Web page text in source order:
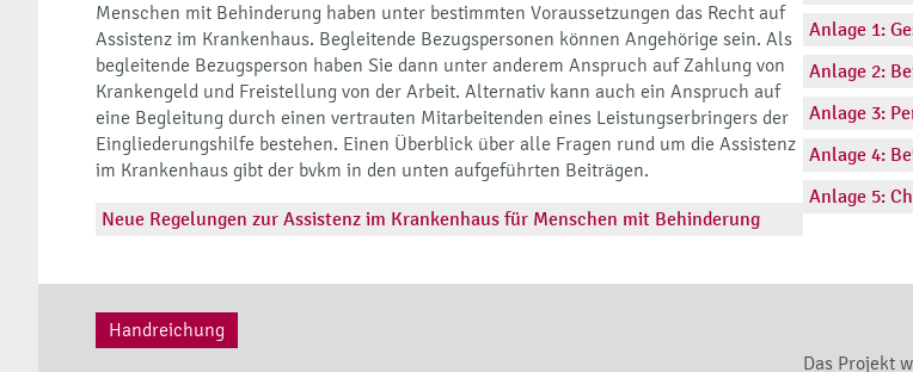
• Stellungnahme der Fachverbände zur AKI-RL // 15.07.2021
Menschen mit Behinderung haben unter bestimmten Voraussetzungen das Recht auf
Assistenz im Krankenhaus. Begleitende Bezugspersonen können Angehörige sein. Als
begleitende Bezugsperson haben Sie dann unter anderem Anspruch auf Zahlung von
Krankengeld und Freistellung von der Arbeit. Alternativ kann auch ein Anspruch auf
eine Begleitung durch einen vertrauten Mitarbeitenden eines Leistungserbringers der
Eingliederungshilfe bestehen. Einen Überblick über alle Fragen rund um die Assistenz
im Krankenhaus gibt der bvkm in den unten aufgeführten Beiträgen.
Neue Regelungen zur Assistenz im Krankenhaus für Menschen mit Behinderung
Anlage 1:
Anlage 2:
Anlage 3:
Anlage 4:
Anlage 5:
Handreichung
Das Projekt